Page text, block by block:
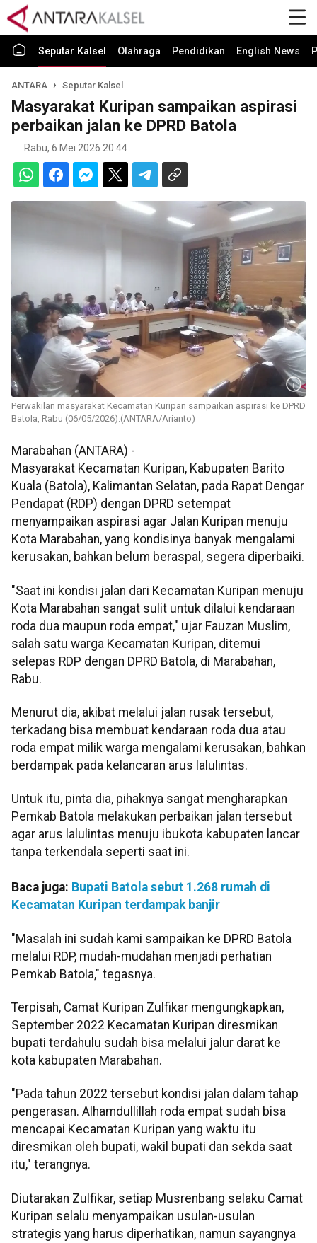
Seputar Kalsel Olahraga Pendidikan English News
ANTARA Seputar Kalsel
Masyarakat Kuripan sampaikan aspirasi
perbaikan jalan ke DPRD Batola
Rabu, 6 Mei 2026 20:44
Perwakilan masyarakat Kecamatan Kuripan sampaikan aspirasi ke DPRD
Batola, Rabu (06/05/2026).(ANTARA/Arianto)
Marabahan (ANTARA) -
Masyarakat Kecamatan Kuripan, Kabupaten Barito
Kuala (Batola), Kalimantan Selatan, pada Rapat Dengar
Pendapat (RDP) dengan DPRD setempat
menyampaikan aspirasi agar Jalan Kuripan menuju
Kota Marabahan, yang kondisinya banyak mengalami
kerusakan, bahkan belum beraspal, segera diperbaiki.
"Saat ini kondisi jalan dari Kecamatan Kuripan menuju
Kota Marabahan sangat sulit untuk dilalui kendaraan
roda dua maupun roda empat," ujar Fauzan Muslim,
salah satu warga Kecamatan Kuripan, ditemui
selepas RDP dengan DPRD Batola, di Marabahan,
Rabu.
Menurut dia, akibat melalui jalan rusak tersebut,
terkadang bisa membuat kendaraan roda dua atau
roda empat milik warga mengalami kerusakan, bahkan
berdampak pada kelancaran arus lalulintas.
Untuk itu, pinta dia, pihaknya sangat mengharapkan
Pemkab Batola melakukan perbaikan jalan tersebut
agar arus lalulintas menuju ibukota kabupaten lancar
tanpa terkendala seperti saat ini.
Baca juga: Bupati Batola sebut 1.268 rumah di
Kecamatan Kuripan terdampak banjir
"Masalah ini sudah kami sampaikan ke DPRD Batola
melalui RDP, mudah-mudahan menjadi perhatian
Pemkab Batola," tegasnya.
Terpisah, Camat Kuripan Zulfikar mengungkapkan,
September 2022 Kecamatan Kuripan diresmikan
bupati terdahulu sudah bisa melalui jalur darat ke
kota kabupaten Marabahan.
"Pada tahun 2022 tersebut kondisi jalan dalam tahap
pengerasan. Alhamdullillah roda empat sudah bisa
mencapai Kecamatan Kuripan yang waktu itu
diresmikan oleh bupati, wakil bupati dan sekda saat
itu," terangnya.
Diutarakan Zulfikar, setiap Musrenbang selaku Camat
Kuripan selalu menyampaikan usulan-usulan
strategis yang harus diperhatikan, namun sayangnya